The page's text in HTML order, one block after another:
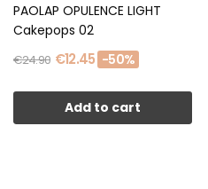
PAOLAP OPULENCE LIGHT
Cakepops 02
€24.90 €12.45 -50%
Add to cart